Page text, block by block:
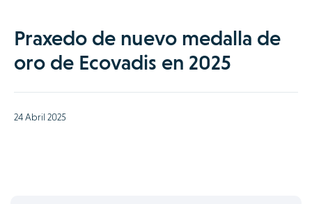
Praxedo de nuevo medalla de
oro de Ecovadis en 2025
24 Abril 2025